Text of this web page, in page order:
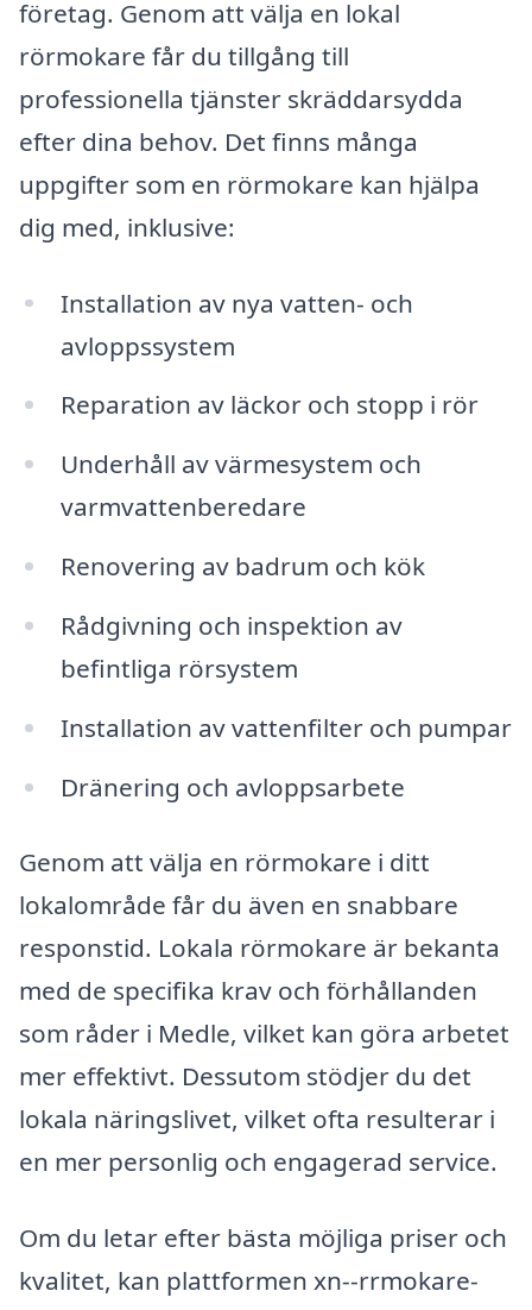
företag. Genom att välja en lokal
rörmokare får du tillgång till
professionella tjänster skräddarsydda
efter dina behov. Det finns många
uppgifter som en rörmokare kan hjälpa
dig med, inklusive:
Installation av nya vatten- och
avloppssystem
Reparation av läckor och stopp i rör
Underhåll av värmesystem och
varmvattenberedare
Renovering av badrum och kök
Rådgivning och inspektion av
befintliga rörsystem
Installation av vattenfilter och pumpar
Dränering och avloppsarbete
Genom att välja en rörmokare i ditt
lokalområde får du även en snabbare
responstid. Lokala rörmokare är bekanta
med de specifika krav och förhållanden
som råder i Medle, vilket kan göra arbetet
mer effektivt. Dessutom stödjer du det
lokala näringslivet, vilket ofta resulterar i
en mer personlig och engagerad service.
Om du letar efter bästa möjliga priser och
kvalitet, kan plattformen xn--rrmokare-